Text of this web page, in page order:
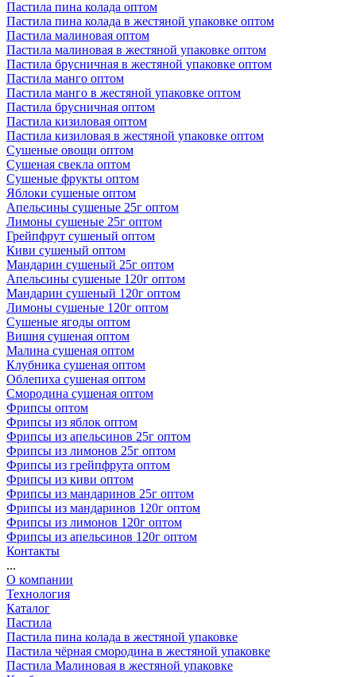
Пастила пина колада оптом
Пастила пина колада в жестяной упаковке оптом
Пастила малиновая оптом
Пастила малиновая в жестяной упаковке оптом
Пастила брусничная в жестяной упаковке оптом
Пастила манго оптом
Пастила манго в жестяной упаковке оптом
Пастила брусничная оптом
Пастила кизиловая оптом
Пастила кизиловая в жестяной упаковке оптом
Сушеные овощи оптом
Сушеная свекла оптом
Сушеные фрукты оптом
Яблоки сушеные оптом
Апельсины сушеные 25г оптом
Лимоны сушеные 25г оптом
Грейпфрут сушеный оптом
Киви сушеный оптом
Мандарин сушеный 25г оптом
Апельсины сушеные 120г оптом
Мандарин сушеный 120г оптом
Лимоны сушеные 120г оптом
Сушеные ягоды оптом
Вишня сушеная оптом
Малина сушеная оптом
Клубника сушеная оптом
Облепиха сушеная оптом
Смородина сушеная оптом
Фрипсы оптом
Фрипсы из яблок оптом
Фрипсы из апельсинов 25г оптом
Фрипсы из лимонов 25г оптом
Фрипсы из грейпфрута оптом
Фрипсы из киви оптом
Фрипсы из мандаринов 25г оптом
Фрипсы из мандаринов 120г оптом
Фрипсы из лимонов 120г оптом
Фрипсы из апельсинов 120г оптом
Контакты
...
О компании
Технология
Каталог
Пастила
Пастила пина колада в жестяной упаковке
Пастила чёрная смородина в жестяной упаковке
Пастила Малиновая в жестяной упаковке